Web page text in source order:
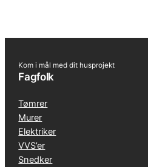
Kom i mål med dit husprojekt
Fagfolk
Tømrer
Murer
Elektriker
VVS’er
Snedker